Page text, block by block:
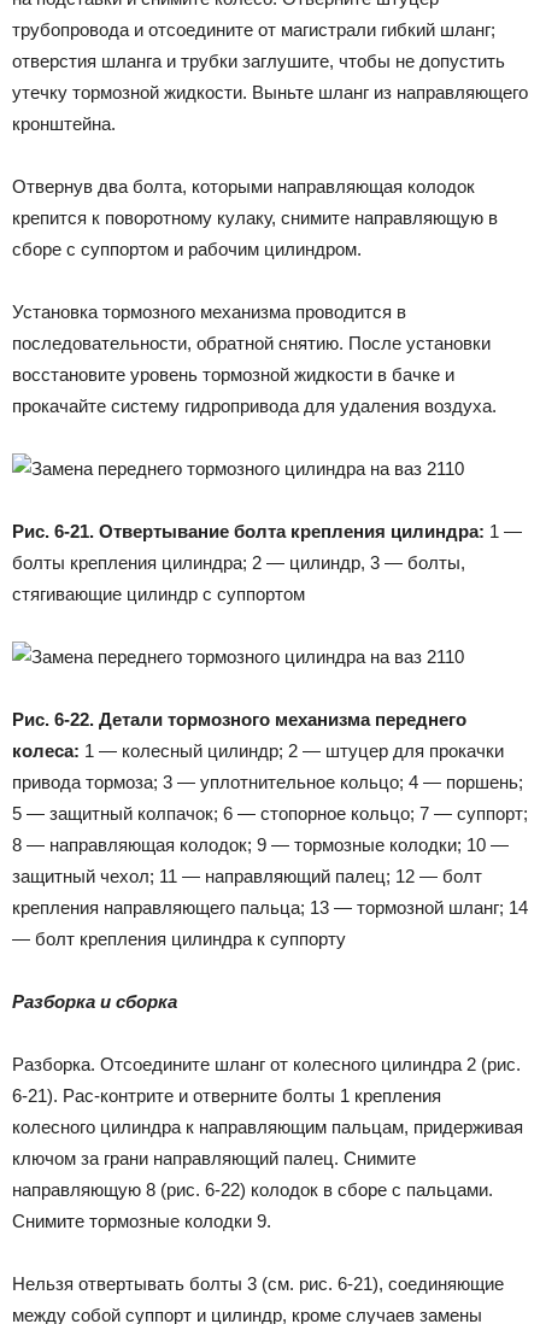
трубопровода и отсоедините от магистрали гибкий шланг;
отверстия шланга и трубки заглушите, чтобы не допустить
утечку тормозной жидкости. Выньте шланг из направляющего
кронштейна.
Отвернув два болта, которыми направляющая колодок
крепится к поворотному кулаку, снимите направляющую в
сборе с суппортом и рабочим цилиндром.
Установка тормозного механизма проводится в
последовательности, обратной снятию. После установки
восстановите уровень тормозной жидкости в бачке и
прокачайте систему гидропривода для удаления воздуха.
Рис. 6-21. Отвертывание болта крепления цилиндра: 1 —
болты крепления цилиндра; 2 — цилиндр, 3 — болты,
стягивающие цилиндр с суппортом
Рис. 6-22. Детали тормозного механизма переднего
колеса: 1 — колесный цилиндр; 2 — штуцер для прокачки
привода тормоза; 3 — уплотнительное кольцо; 4 — поршень;
5 — защитный колпачок; 6 — стопорное кольцо; 7 — суппорт;
8 — направляющая колодок; 9 — тормозные колодки; 10 —
защитный чехол; 11 — направляющий палец; 12 — болт
крепления направляющего пальца; 13 — тормозной шланг; 14
— болт крепления цилиндра к суппорту
Разборка и сборка
Разборка. Отсоедините шланг от колесного цилиндра 2 (рис.
6-21). Рас-контрите и отверните болты 1 крепления
колесного цилиндра к направляющим пальцам, придерживая
ключом за грани направляющий палец. Снимите
направляющую 8 (рис. 6-22) колодок в сборе с пальцами.
Снимите тормозные колодки 9.
Нельзя отвертывать болты 3 (см. рис. 6-21), соединяющие
между собой суппорт и цилиндр, кроме случаев замены